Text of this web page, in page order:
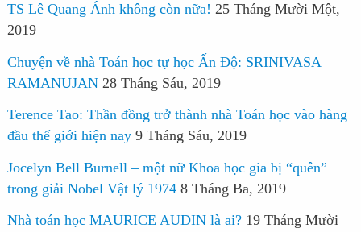
TS Lê Quang Ánh không còn nữa! 25 Tháng Mười Một,
2019
Chuyện về nhà Toán học tự học Ấn Độ: SRINIVASA
RAMANUJAN 28 Tháng Sáu, 2019
Terence Tao: Thần đồng trở thành nhà Toán học vào hàng
đầu thế giới hiện nay 9 Tháng Sáu, 2019
Jocelyn Bell Burnell – một nữ Khoa học gia bị “quên”
trong giải Nobel Vật lý 1974 8 Tháng Ba, 2019
Nhà toán học MAURICE AUDIN là ai? 19 Tháng Mười